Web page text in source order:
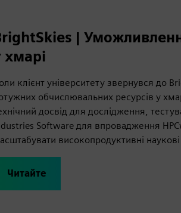
|
хмарі
клієнт університету звернувся до
обчислювальних ресурсів у
досвід для дослідження,
Software для впровадження
високопродуктивні
Читайте